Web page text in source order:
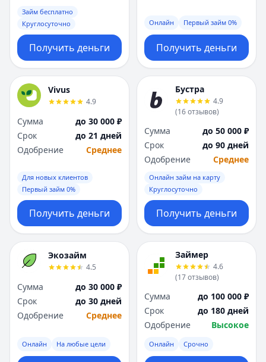
Займ бесплатно
Круглосуточно
Получить деньги
Онлайн Первый займ 0%
Получить деньги
Vivus
4.9
Сумма
до 30 000 ₽
Срок
до 21 дней
Одобрение
Среднее
Для новых клиентов
Первый займ 0%
Получить деньги
Бустра
4.9
(16отзывов)
Сумма
до 50 000 ₽
Срок
до 90 дней
Одобрение
Среднее
Онлайн займ на карту
Круглосуточно
Получить деньги
Экозайм
4.5
Сумма
до 30 000 ₽
Срок
до 30 дней
Одобрение
Среднее
Онлайн На любые цели
Займер
4.6
(17отзывов)
Сумма
до 100 000 ₽
Срок
до 180 дней
Одобрение
Высокое
Онлайн Срочно